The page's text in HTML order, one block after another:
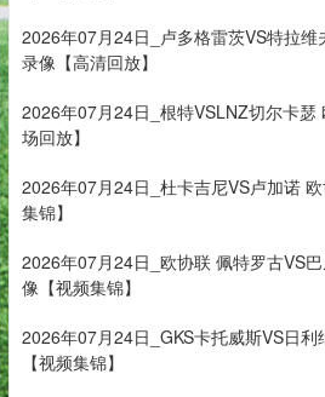
2026年07月24日_卢多格雷茨VS特拉
录像【高清回放】
2026年07月24日_根特VSLNZ切尔卡瑟
场回放】
2026年07月24日_杜卡吉尼VS卢加诺
集锦】
2026年07月24日_欧协联 佩特罗古VS
像【视频集锦】
2026年07月24日_GKS卡托威斯VS日
【视频集锦】